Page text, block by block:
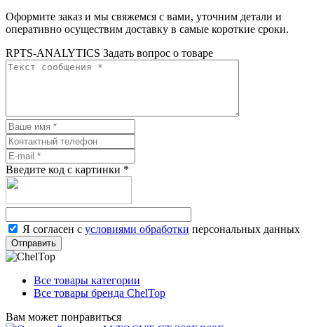
Оформите заказ и мы свяжемся с вами, уточним детали и
оперативно осуществим доставку в самые короткие сроки.
RPTS-ANALYTICS Задать вопрос о товаре
Введите код с картинки *
Я согласен с условиями обработки персональных данных
Отправить
Все товары категории
Все товары бренда ChelTop
Вам может понравиться